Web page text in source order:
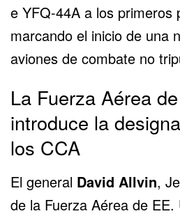
e YFQ-44A a los primeros
marcando el inicio de una
aviones de combate no
La Fuerza Aérea
introduce la
los CCA
El general David Allvin,
de la Fuerza Aérea de EE.